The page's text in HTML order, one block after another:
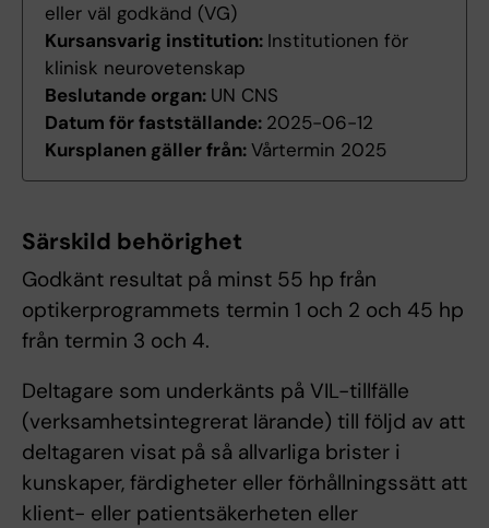
eller väl godkänd (VG)
Kursansvarig institution: Institutionen för
klinisk neurovetenskap
Beslutande organ: UN CNS
Datum för fastställande: 2025-06-12
Kursplanen gäller från:Vårtermin 2025
Särskild behörighet
Godkänt resultat på minst 55 hp från
optikerprogrammets termin 1 och 2 och 45 hp
från termin 3 och 4.
Deltagare som underkänts på VIL-tillfälle
(verksamhetsintegrerat lärande) till följd av att
deltagaren visat på så allvarliga brister i
kunskaper, färdigheter eller förhållningssätt att
klient- eller patientsäkerheten eller